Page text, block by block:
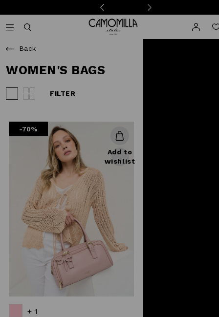
Camomilla Italia®
Back
WOMEN'S BAGS
FILTER
-70%
Add to
wishlist
+ 1